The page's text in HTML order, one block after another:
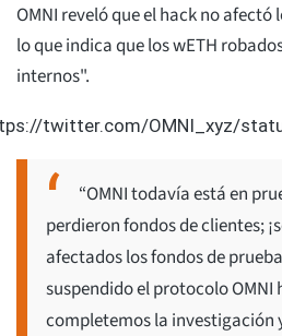
OMNI reveló que el hack no afectó
lo que indica que los wETH
internos".
twitter.com/OMNI_xyz/
“OMNI todavía está en
perdieron fondos de clientes;
afectados los fondos de
suspendido el protocolo OMNI
completemos la investigación